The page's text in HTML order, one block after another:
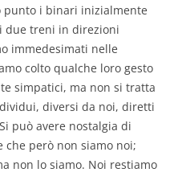
punto i binari inizialmente
due treni in direzioni
immedesimati nelle
colto qualche loro gesto
simpatici, ma non si tratta
diversi da noi, diretti
può avere nostalgia di
che però non siamo noi;
non lo siamo. Noi restiamo